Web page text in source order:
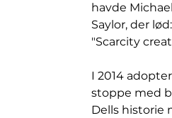
havde
Saylor, der
"Scarcity
I 2014
stoppe med
Dells historie